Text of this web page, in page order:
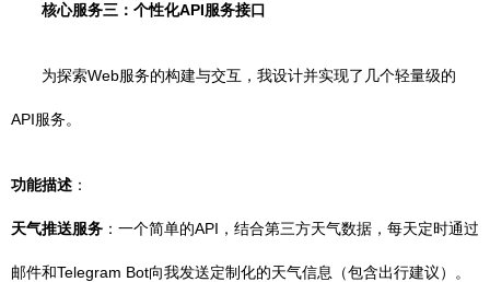
核心服务三：个性化API服务接口
为探索Web服务的构建与交互，我设计并实现了几个轻量级的
API服务。
功能描述 ：
天气推送服务 ：一个简单的API，结合第三方天气数据，每天定时通过
邮件和Telegram Bot向我发送定制化的天气信息（包含出行建议）。